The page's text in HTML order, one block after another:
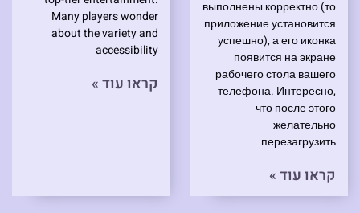
выполнены корректно (то
приложение установится
успешно), а его иконка
появится на экране
рабочего стола вашего
телефона. Интересно,
что после этого
желательно
перезагрузить
קראו עוד »
Many players wonder
about the variety and
accessibility
קראו עוד »